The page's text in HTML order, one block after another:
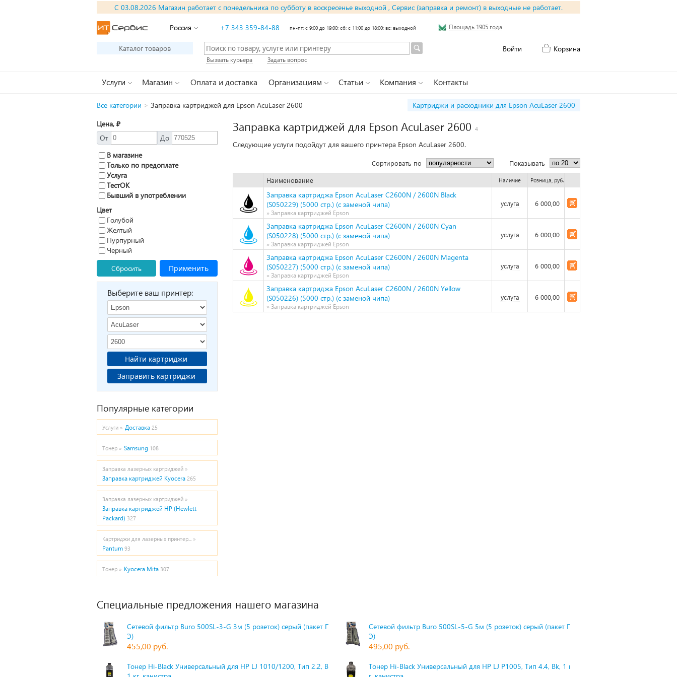
С 03.08.2026 Магазин работает с понедельника по субботу в воскресенье выходной , Сервис (заправка и ремонт) в выходные не работает.
Россия +7 343 359-84-88 пн-пт: с 9:00 до 19:00; сб: с 11:00 до 18:00; вс: выходной Площадь 1905 года
Каталог товаров Войти Корзина
Вызвать курьера Задать вопрос
Услуги Магазин Оплата и доставка Организациям Статьи Компания Контакты
Все категории > Заправка картриджей для Epson AcuLaser 2600
Картриджи и расходники для Epson AcuLaser 2600
Цена, ₽
От
До
В магазине
Только по предоплате
Услуга
ТестОК
Бывший в употреблении
Цвет
Голубой
Желтый
Пурпурный
Черный
Сбросить
Применить
Выберите ваш принтер:
Найти картриджи
Заправить картриджи
Популярные категории
Услуги » Доставка 25
Тонер » Samsung 108
Заправка лазерных картриджей »
Заправка картриджей Kyocera 265
Заправка лазерных картриджей »
Заправка картриджей HP (Hewlett
Packard) 327
Картриджи для лазерных принтер... »
Pantum 93
Тонер » Kyocera Mita 307
Заправка картриджей для Epson AcuLaser 2600 4
Следующие услуги подойдут для вашего принтера Epson AcuLaser 2600.
Сортировать по Показывать
Наименование Наличие Розница, руб.
Заправка картриджа Epson AcuLaser C2600N / 2600N Black
(S050229) (5000 стр.) (с заменой чипа)
» Заправка картриджей Epson
услуга 6 000,00
Заправка картриджа Epson AcuLaser C2600N / 2600N Cyan
(S050228) (5000 стр.) (с заменой чипа)
» Заправка картриджей Epson
услуга 6 000,00
Заправка картриджа Epson AcuLaser C2600N / 2600N Magenta
(S050227) (5000 стр.) (с заменой чипа)
» Заправка картриджей Epson
услуга 6 000,00
Заправка картриджа Epson AcuLaser C2600N / 2600N Yellow
(S050226) (5000 стр.) (с заменой чипа)
» Заправка картриджей Epson
услуга 6 000,00
Специальные предложения нашего магазина
Сетевой фильтр Buro 500SL-3-G 3м (5 розеток) серый (пакет П
Э)
455,00 руб.
Сетевой фильтр Buro 500SL-5-G 5м (5 розеток) серый (пакет П
Э)
495,00 руб.
Тонер Hi-Black Универсальный для HP LJ 1010/1200, Тип 2.2, Bk,
Тонер Hi-Black Универсальный для HP LJ P1005, Тип 4.4, Bk, 1 к